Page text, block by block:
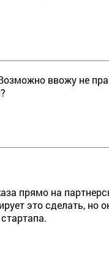
ввожу не
прямо на
это сделать,